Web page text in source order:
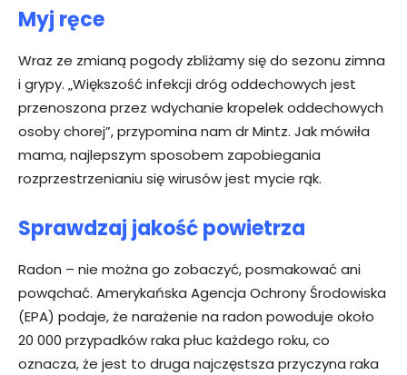
Myj ręce
Wraz ze zmianą pogody zbliżamy się do sezonu zimna
i grypy. „Większość infekcji dróg oddechowych jest
przenoszona przez wdychanie kropelek oddechowych
osoby chorej”, przypomina nam dr Mintz. Jak mówiła
mama, najlepszym sposobem zapobiegania
rozprzestrzenianiu się wirusów jest mycie rąk.
Sprawdzaj jakość powietrza
Radon – nie można go zobaczyć, posmakować ani
powąchać. Amerykańska Agencja Ochrony Środowiska
(EPA) podaje, że narażenie na radon powoduje około
20 000 przypadków raka płuc każdego roku, co
oznacza, że jest to druga najczęstsza przyczyna raka